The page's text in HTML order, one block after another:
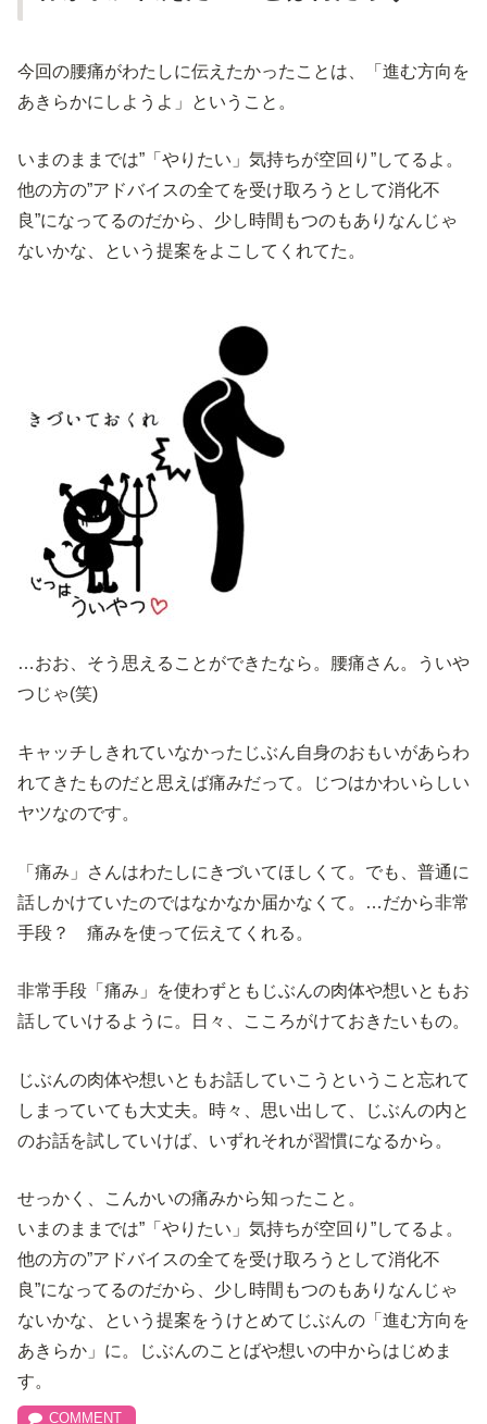
今回の腰痛がわたしに伝えたかったことは、「進む方向を
あきらかにしようよ」ということ。
いまのままでは”「やりたい」気持ちが空回り”してるよ。
他の方の”アドバイスの全てを受け取ろうとして消化不
良”になってるのだから、少し時間もつのもありなんじゃ
ないかな、という提案をよこしてくれてた。
…おお、そう思えることができたなら。腰痛さん。ういや
つじゃ(笑)
キャッチしきれていなかったじぶん自身のおもいがあらわ
れてきたものだと思えば痛みだって。じつはかわいらしい
ヤツなのです。
「痛み」さんはわたしにきづいてほしくて。でも、普通に
話しかけていたのではなかなか届かなくて。…だから非常
手段？ 痛みを使って伝えてくれる。
非常手段「痛み」を使わずともじぶんの肉体や想いともお
話していけるように。日々、こころがけておきたいもの。
じぶんの肉体や想いともお話していこうということ忘れて
しまっていても大丈夫。時々、思い出して、じぶんの内と
のお話を試していけば、いずれそれが習慣になるから。
せっかく、こんかいの痛みから知ったこと。
いまのままでは”「やりたい」気持ちが空回り”してるよ。
他の方の”アドバイスの全てを受け取ろうとして消化不
良”になってるのだから、少し時間もつのもありなんじゃ
ないかな、という提案をうけとめてじぶんの「進む方向を
あきらか」に。じぶんのことばや想いの中からはじめま
す。